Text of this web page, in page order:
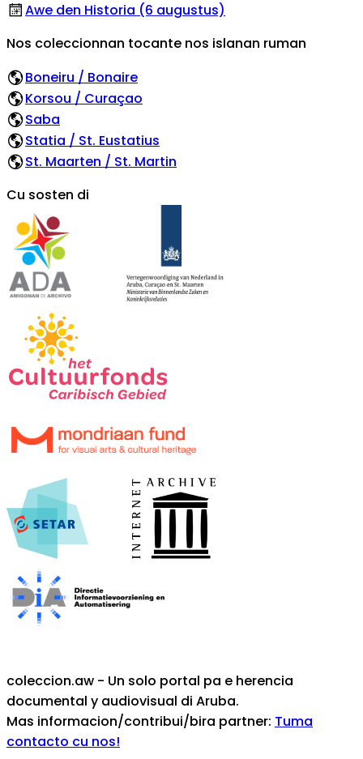
Awe den Historia (6 augustus)
Nos coleccionnan tocante nos islanan ruman
Boneiru / Bonaire
Korsou / Curaçao
Saba
Statia / St. Eustatius
St. Maarten / St. Martin
Cu sosten di
coleccion.aw - Un solo portal pa e herencia
documental y audiovisual di Aruba.
Mas informacion/contribui/bira partner: Tuma
contacto cu nos!